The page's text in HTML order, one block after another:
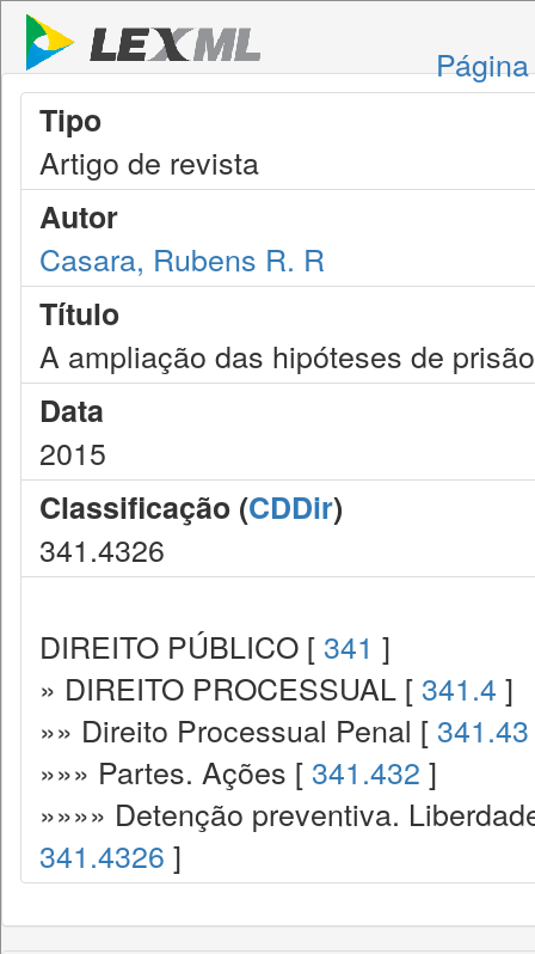
Tipo
Artigo de revista
Autor
Casara, Rubens R. R
Título
A ampliação das hipóteses de
Data
2015
Classificação (CDDir)
341.4326
DIREITO PÚBLICO [ 341 ]
» DIREITO PROCESSUAL [ 341.4 ]
»» Direito Processual Penal [ 341.43
»»» Partes. Ações [ 341.432 ]
»»»» Detenção preventiva.
341.4326 ]